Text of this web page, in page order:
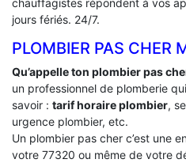
jours fériés. 24/7.
PLOMBIER PAS CHER
Qu’appelle ton plombier pas
un professionnel de plomberie
savoir : tarif horaire plombier,
urgence plombier, etc.
Un plombier pas cher c’est une
votre 77320 ou même de votre